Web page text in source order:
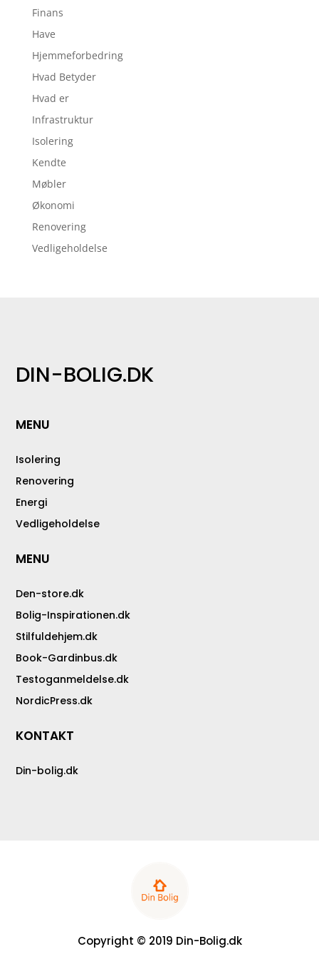
Finans
Have
Hjemmeforbedring
Hvad Betyder
Hvad er
Infrastruktur
Isolering
Kendte
Møbler
Økonomi
Renovering
Vedligeholdelse
DIN-BOLIG.DK
MENU
Isolering
Renovering
Energi
Vedligeholdelse
MENU
Den-store.dk
Bolig-Inspirationen.dk
Stilfuldehjem.dk
Book-Gardinbus.dk
Testoganmeldelse.dk
NordicPress.dk
KONTAKT
Din-bolig.dk
Copyright © 2019 Din-Bolig.dk